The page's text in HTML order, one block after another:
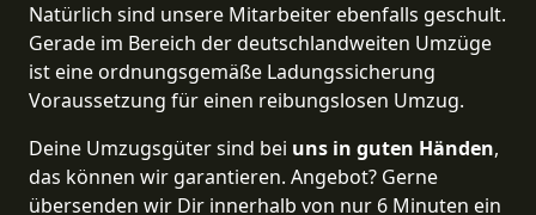
Natürlich sind unsere Mitarbeiter ebenfalls geschult.
Gerade im Bereich der deutschlandweiten Umzüge
ist eine ordnungsgemäße Ladungssicherung
Voraussetzung für einen reibungslosen Umzug.
Deine Umzugsgüter sind bei uns in guten Händen,
das können wir garantieren. Angebot? Gerne
übersenden wir Dir innerhalb von nur 6 Minuten ein